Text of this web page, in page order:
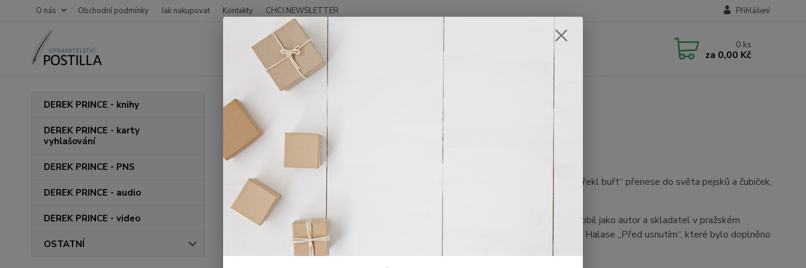
O nás Obchodní podmínky Jak nakupovat Kontakty CHCI NEWSLETTER Přihlášení
0 ks
za 0,00 Kč
DEREK PRINCE - knihy
DEREK PRINCE - karty
vyhlašování
DEREK PRINCE - PNS
DEREK PRINCE - audio
DEREK PRINCE - video
OSTATNÍ
Úvod Rudolf Straník: Tisíc a jeden buřt
Rudolf Straník: Tisíc a jeden buřt
05.01.2021
Poutavé a pestré vyprávění fenky Ledry zaznamenal její páníček tak, že vás „než bys řekl buřt“ přenese do světa pejsků a čubiček,
do Ráje ztracených psů a do kralovstvi Azorského.
Autor Rudolf Straník (1942— 1999) byl původně učitel hudby a dějepisu, který působil jako autor a skladatel v pražském
dětském Divadle bez opony. Pro divadlo Viola vytvořil pásmo písniček s texty veršů Halase „Před usnutím“, které bylo doplněno
o jeho vlastní pohádku „O Meluzince“.